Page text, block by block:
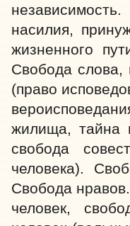
насилия,
жизненного
Свобода слова,
(право
жилища, тайна
свобода
человека).
Свобода
человек,